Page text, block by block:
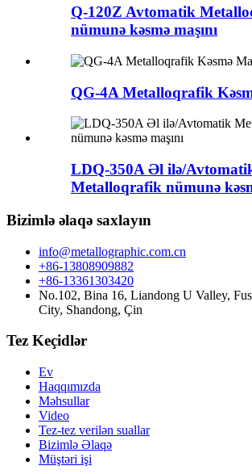
Q-120Z Avtomatik
nümunə kəsmə maşını
QG-4A Metalloqrafik
LDQ-350A Əl ilə/
Metalloqrafik nümunə
Bizimlə əlaqə saxlayın
info@metallographic.com.cn
+86-13808909882
+86-13361303420
No.102, Bina 16, Liandong U Valley,
City, Shandong, Çin
Tez Keçidlər
Ev
Haqqımızda
Məhsullar
Video
Tez-tez verilən suallar
Bizimlə Əlaqə
Müştəri işi